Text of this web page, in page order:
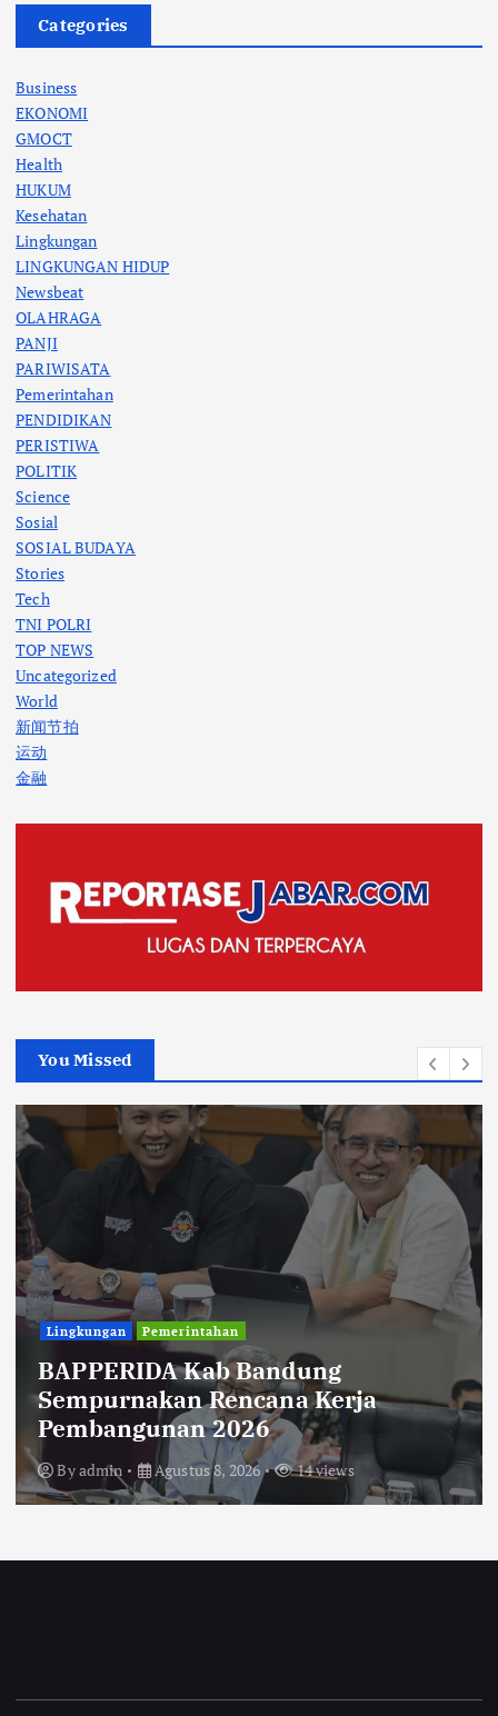
Categories
Business
EKONOMI
GMOCT
Health
HUKUM
Kesehatan
Lingkungan
LINGKUNGAN HIDUP
Newsbeat
OLAHRAGA
PANJI
PARIWISATA
Pemerintahan
PENDIDIKAN
PERISTIWA
POLITIK
Science
Sosial
SOSIAL BUDAYA
Stories
Tech
TNI POLRI
TOP NEWS
Uncategorized
World
新闻节拍
运动
金融
You Missed
Uncategorized
Diberitakan Tanpa Konfirmasi,
Satresnarkoba Polres Cimahi dan
Yayasan Ultra Jadi Korban Narasi
Sepihak
Byadmin Agustus 8, 2026 14 views